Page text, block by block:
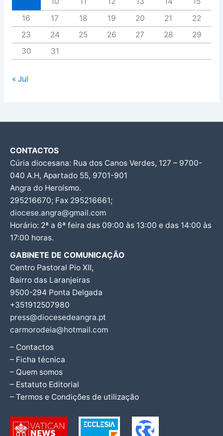
16
17 18 19 20 21
22
23
24 25 26 27 28
29
30
31
« Jul
CONTACTOS
Cúria diocesana: Rua dos Canos Verdes, 127 – 9700-
040 A.H, Apartado 55, 9701-901
Angra do Heroísmo.
295216670; Fax 295216661;
diocese.angra@gmail.com
Horário: 2ª a 6ª feira das 09:00 às 13:00 e das 14:00 às
17:00 horas.
GABINETE DE COMUNICAÇÃO
Centro Pastoral Pio XII,
Bairro das Laranjeiras
9500-294 Ponta Delgada
+351912507980
press@diocesedeangra.pt
carmorodeia@hotmail.com
– Contactos
– Ficha técnica
– Quem somos
– Estatuto Editorial
– Termos e Condições de utilização